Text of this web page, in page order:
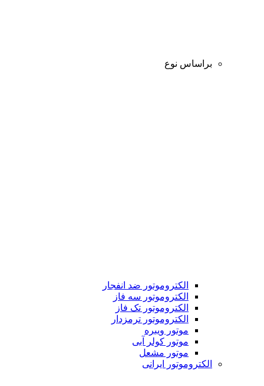
براساس نوع
الکتروموتور ضد انفجار
الکتروموتور سه فاز
الکتروموتور تک فاز
الکتروموتور ترمزدار
موتور ویبره
موتور کولر آبی
موتور مشعل
الکتروموتور ایرانی